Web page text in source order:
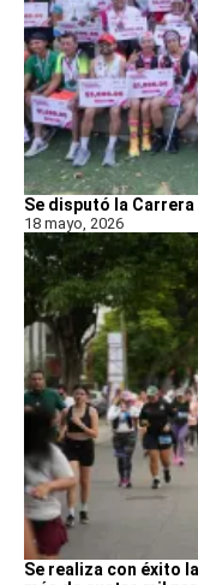
Se disputó la Carrera
18 mayo, 2026
Se realiza con éxito